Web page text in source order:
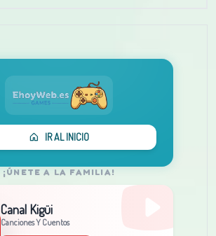
IR AL INICIO
¡ÚNETE A LA FAMILIA!
Canal Kigüi
Canciones Y Cuentos